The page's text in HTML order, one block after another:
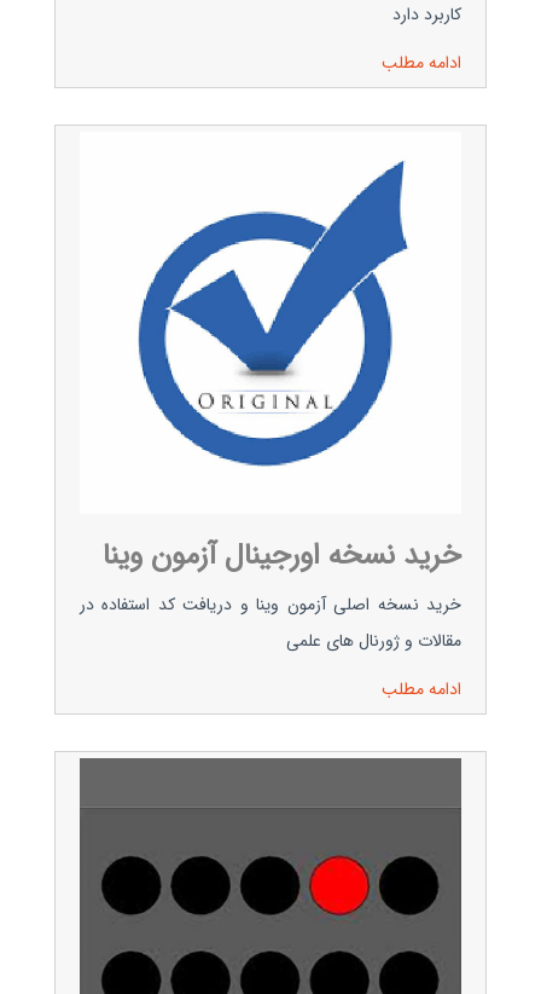
کاربرد دارد
ادامه مطلب
خرید نسخه اورجینال آزمون وینا
خرید نسخه اصلی آزمون وینا و دریافت کد استفاده در
مقالات و ژورنال های علمی
ادامه مطلب